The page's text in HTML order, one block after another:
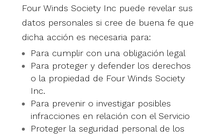
Four Winds Society Inc puede revelar sus
datos personales si cree de buena fe que
dicha acción es necesaria para:
Para cumplir con una obligación legal
Para proteger y defender los derechos
o la propiedad de Four Winds Society
Inc.
Para prevenir o investigar posibles
infracciones en relación con el Servicio
Proteger la seguridad personal de los